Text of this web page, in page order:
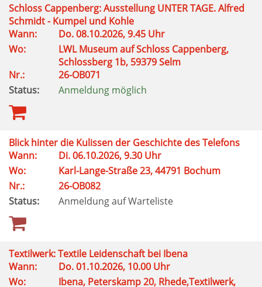
Schloss Cappenberg: Ausstellung UNTER TAGE. Alfred
Schmidt - Kumpel und Kohle
Wann:
Do. 08.10.2026, 9.45 Uhr
Wo:
LWL Museum auf Schloss Cappenberg,
Schlossberg 1b, 59379 Selm
Nr.:
26-OB071
Status:
Anmeldung möglich
Blick hinter die Kulissen der Geschichte des Telefons
Wann:
Di. 06.10.2026, 9.30 Uhr
Wo:
Karl-Lange-Straße 23, 44791 Bochum
Nr.:
26-OB082
Status:
Anmeldung auf Warteliste
Textilwerk: Textile Leidenschaft bei Ibena
Wann:
Do. 01.10.2026, 10.00 Uhr
Wo:
Ibena, Peterskamp 20, Rhede,Textilwerk,